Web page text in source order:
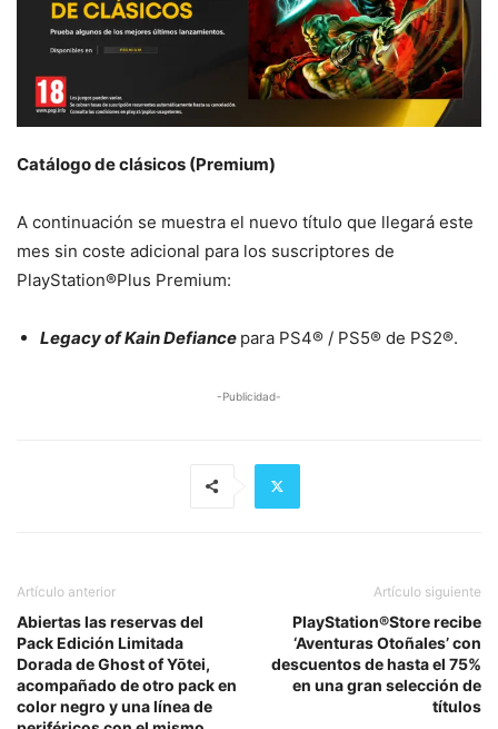
Catálogo de clásicos (Premium)
A continuación se muestra el nuevo título que llegará este
mes sin coste adicional para los suscriptores de
PlayStation®Plus Premium:
Legacy of Kain Defiance para PS4® / PS5® de PS2®.
-Publicidad-
Artículo anterior
Abiertas las reservas del
Pack Edición Limitada
Dorada de Ghost of Yōtei,
acompañado de otro pack en
color negro y una línea de
Artículo siguiente
PlayStation®Store recibe
‘Aventuras Otoñales’ con
descuentos de hasta el 75%
en una gran selección de
títulos